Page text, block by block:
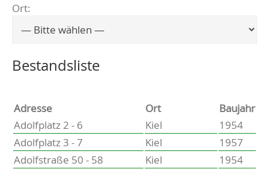
Eckernförde
Heikendorf
Kronshagen
Schwentinental
Preetz
Heide
Bordesholm
Elmshorn
Ort:
Wählen Sie einen Ort, um zur entsprechenden Seite
Bestandsliste
Adresse Ort
Baujahr
Adolfplatz 2 - 6
Kiel
1954
Adolfplatz 3 - 7
Kiel
1957
Adolfstraße 50 - 58
Kiel
1954